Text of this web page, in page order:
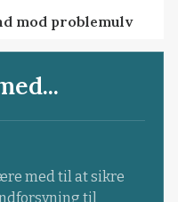
mod problemulv
med til at sikre
til